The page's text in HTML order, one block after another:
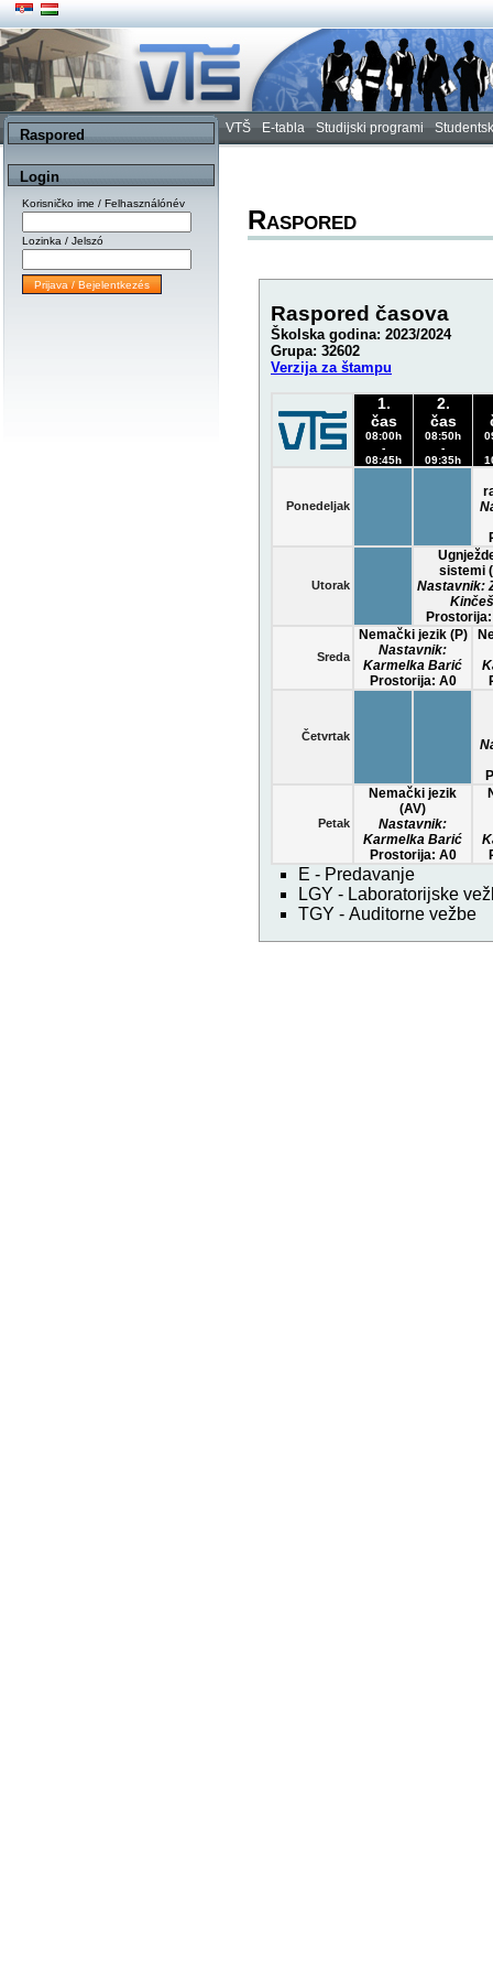
VTŠ E-tabla Studijski programi
Raspored
Login
Korisničko ime / Felhasználónév
Lozinka / Jelszó
Raspored
Raspored časova
Školska godina: 2023/2024
Grupa: 32602
Verzija za štampu
1.
čas
08:00h
-
08:45h
2.
čas
08:50h
-
09:35h
Ponedeljak
Utorak
sistemi
Nastavnik:
Kinčeš
Sreda
Nemački jezik (P)
Nastavnik:
Karmelka Barić
Prostorija: A0
Četvrtak
Petak
Nemački jezik
(AV)
Nastavnik:
Karmelka Barić
Prostorija: A0
E - Predavanje
LGY - Laboratorijske
TGY - Auditorne vežbe